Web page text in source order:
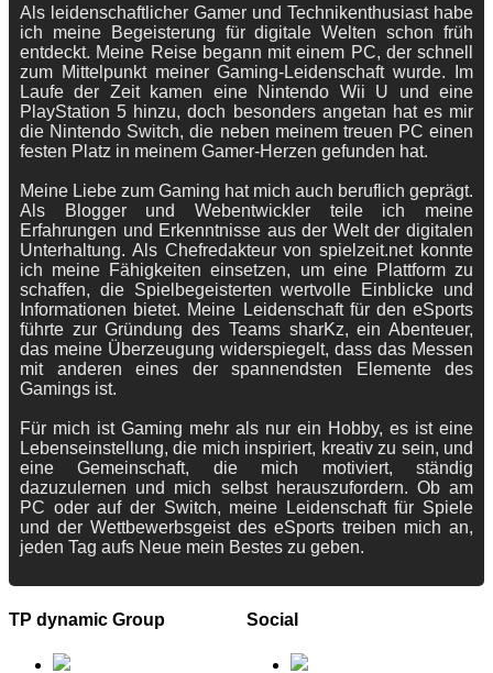
Als leidenschaftlicher Gamer und Technikenthusiast habe
ich meine Begeisterung für digitale Welten schon früh
entdeckt. Meine Reise begann mit einem PC, der schnell
zum Mittelpunkt meiner Gaming-Leidenschaft wurde. Im
Laufe der Zeit kamen eine Nintendo Wii U und eine
PlayStation 5 hinzu, doch besonders angetan hat es mir
die Nintendo Switch, die neben meinem treuen PC einen
festen Platz in meinem Gamer-Herzen gefunden hat.
Meine Liebe zum Gaming hat mich auch beruflich geprägt.
Als Blogger und Webentwickler teile ich meine
Erfahrungen und Erkenntnisse aus der Welt der digitalen
Unterhaltung. Als Chefredakteur von spielzeit.net konnte
ich meine Fähigkeiten einsetzen, um eine Plattform zu
schaffen, die Spielbegeisterten wertvolle Einblicke und
Informationen bietet. Meine Leidenschaft für den eSports
führte zur Gründung des Teams sharKz, ein Abenteuer,
das meine Überzeugung widerspiegelt, dass das Messen
mit anderen eines der spannendsten Elemente des
Gamings ist.
Für mich ist Gaming mehr als nur ein Hobby, es ist eine
Lebenseinstellung, die mich inspiriert, kreativ zu sein, und
eine Gemeinschaft, die mich motiviert, ständig
dazuzulernen und mich selbst herauszufordern. Ob am
PC oder auf der Switch, meine Leidenschaft für Spiele
und der Wettbewerbsgeist des eSports treiben mich an,
jeden Tag aufs Neue mein Bestes zu geben.
TP dynamic Group Social